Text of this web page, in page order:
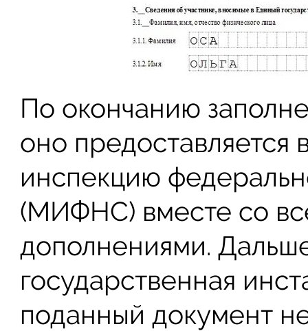
По окончанию
оно
инспекцию
(МИФНС) вместе со
дополнениями.
государственная
поданный документ